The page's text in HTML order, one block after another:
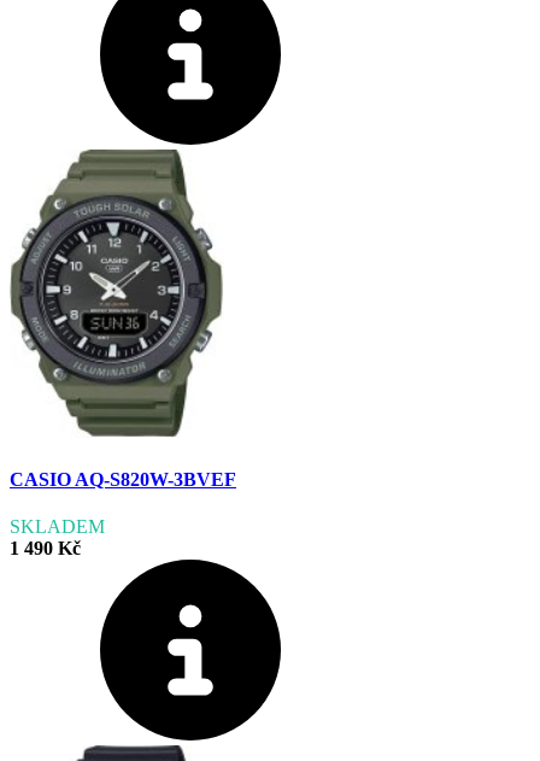
CASIO AQ-S820W-3BVEF
SKLADEM
1 490 Kč